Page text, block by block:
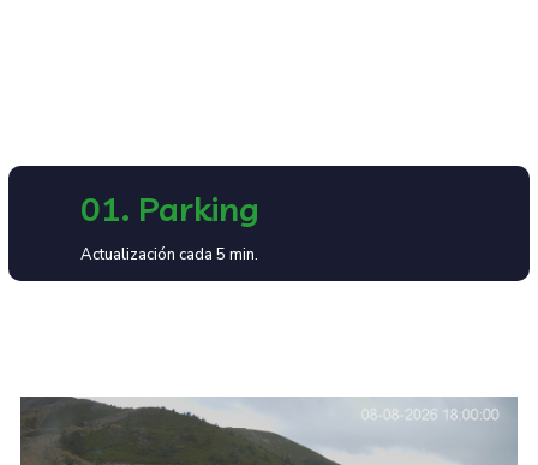
01. Parking
Actualización cada 5 min.